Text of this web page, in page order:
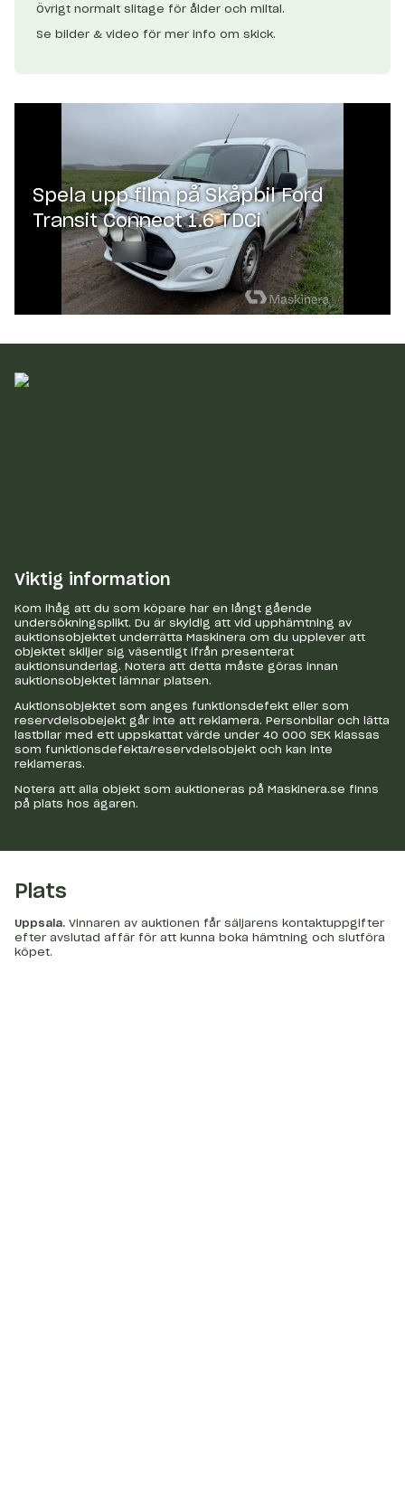
Övrigt normalt slitage för ålder och miltal.
Se bilder & video för mer info om skick.
Spela upp film på Skåpbil Ford
Transit Connect 1.6 TDCi
Viktig information
Kom ihåg att du som köpare har en långt gående
undersökningsplikt. Du är skyldig att vid upphämtning av
auktionsobjektet underrätta Maskinera om du upplever att
objektet skiljer sig väsentligt ifrån presenterat
auktionsunderlag. Notera att detta måste göras innan
auktionsobjektet lämnar platsen.
Auktionsobjektet som anges funktionsdefekt eller som
reservdelsobejekt går inte att reklamera. Personbilar och lätta
lastbilar med ett uppskattat värde under 40 000 SEK klassas
som funktionsdefekta/reservdelsobjekt och kan inte
reklameras.
Notera att alla objekt som auktioneras på Maskinera.se finns
på plats hos ägaren.
Plats
Uppsala. Vinnaren av auktionen får säljarens kontaktuppgifter
efter avslutad affär för att kunna boka hämtning och slutföra
köpet.